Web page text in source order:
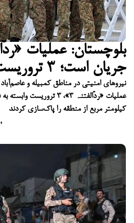
جریان است؛ ۳ تروریست کشته شدند
نیروهای امنیتی در مناطق کمبیله و
کیلومتر مربع از منطقه را پاک‌سازی کردند
,